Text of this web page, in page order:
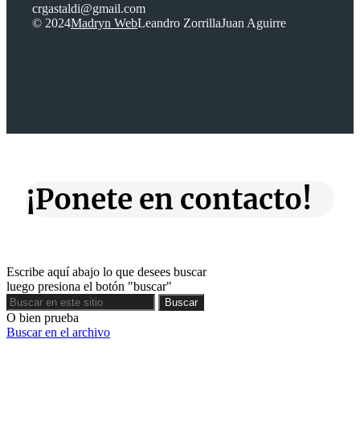
crgastaldi@gmail.com
© 2024Madryn WebLeandro ZorrillaJuan Aguirre
¡Ponete en contacto!
Escribe aquí abajo lo que desees buscar
luego presiona el botón "buscar"
Buscar
Buscar
O bien prueba
Buscar en el archivo